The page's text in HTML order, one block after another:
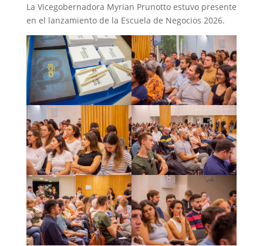
La Vicegobernadora Myrian Prunotto estuvo presente
en el lanzamiento de la Escuela de Negocios 2026.